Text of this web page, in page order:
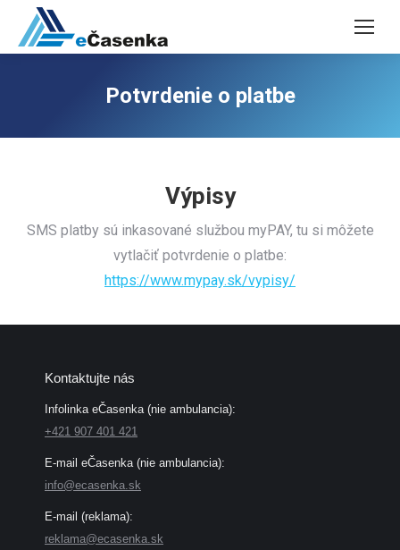
Potvrdenie o platbe
Výpisy
SMS platby sú inkasované službou myPAY, tu si môžete
vytlačiť potvrdenie o platbe:
https://www.mypay.sk/vypisy/
Kontaktujte nás
Infolinka eČasenka (nie ambulancia):
+421 907 401 421
E-mail eČasenka (nie ambulancia):
info@ecasenka.sk
E-mail (reklama):
reklama@ecasenka.sk